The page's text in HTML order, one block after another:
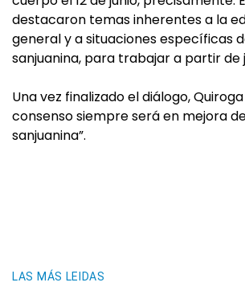
destacaron temas inherentes a la
general y a situaciones específicas
sanjuanina, para trabajar a partir de
Una vez finalizado el diálogo,
consenso siempre será en mejora
sanjuanina”.
LAS MÁS LEIDAS